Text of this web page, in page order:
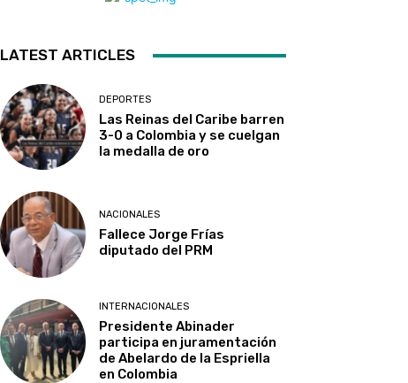
LATEST ARTICLES
DEPORTES
Las Reinas del Caribe barren
3-0 a Colombia y se cuelgan
la medalla de oro
NACIONALES
Fallece Jorge Frías
diputado del PRM
INTERNACIONALES
Presidente Abinader
participa en juramentación
de Abelardo de la Espriella
en Colombia